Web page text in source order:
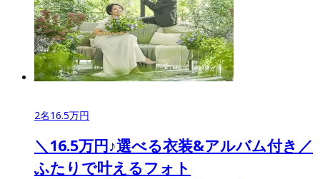
2名16.5万円
＼16.5万円♪選べる衣装&アルバム付き／
ふたりで叶えるフォト